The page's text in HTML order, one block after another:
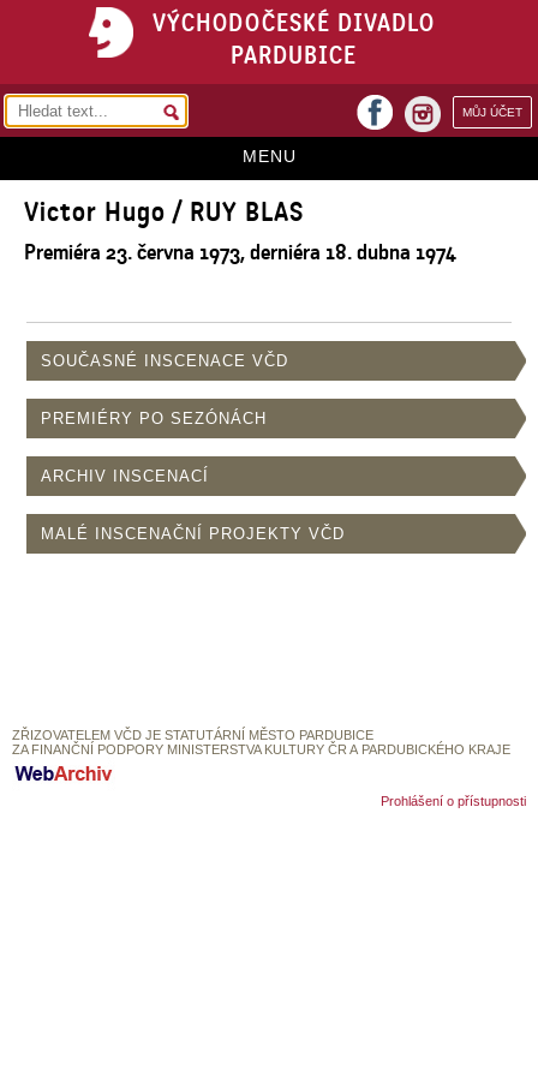
VÝCHODOČESKÉ DIVADLO
PARDUBICE
MŮJ ÚČET
facebook
MENU
HOME
PROGRAM
VSTUPENKY
PŘEDPLATNÉ
KONTAKTY
O DIVADLE
SOUBOR
Victor Hugo / RUY BLAS
Premiéra 23. června 1973, derniéra 18. dubna 1974
SOUČASNÉ INSCENACE VČD
PREMIÉRY PO SEZÓNÁCH
ARCHIV INSCENACÍ
MALÉ INSCENAČNÍ PROJEKTY VČD
ZŘIZOVATELEM VČD JE STATUTÁRNÍ MĚSTO PARDUBICE
ZA FINANČNÍ PODPORY MINISTERSTVA KULTURY ČR A PARDUBICKÉHO KRAJE
Prohlášení o přístupnosti